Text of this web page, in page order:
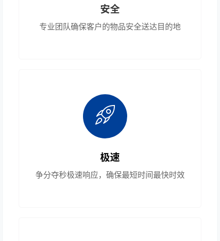
安全
专业团队确保客户的物品安全送达目的地
极速
争分夺秒极速响应，确保最短时间最快时效